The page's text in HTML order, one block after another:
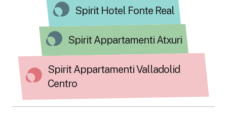
Spirit Hotel Fonte Real
Spirit Appartamenti Atxuri
Spirit Appartamenti Valladolid
Centro